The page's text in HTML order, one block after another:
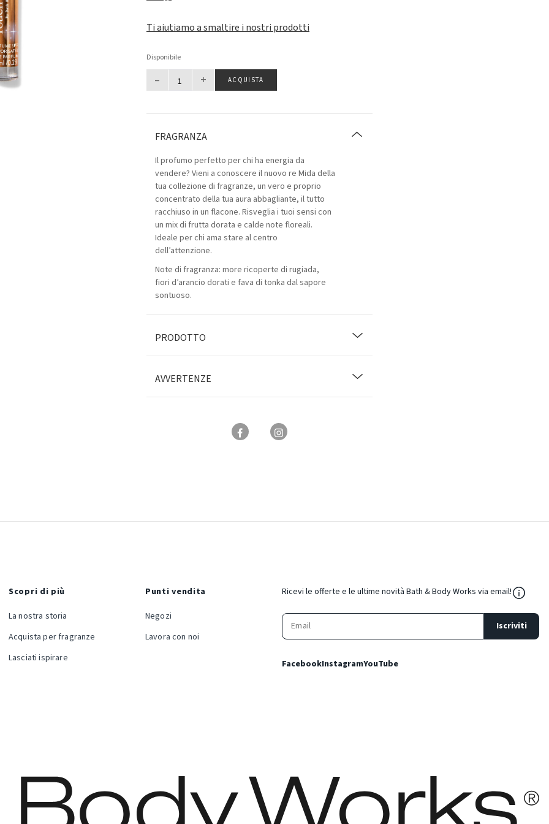
Ti aiutiamo a smaltire i nostri prodotti
Disponibile
– + ACQUISTA
FRAGRANZA
Il profumo perfetto per chi ha energia da
vendere? Vieni a conoscere il nuovo re Mida della
tua collezione di fragranze, un vero e proprio
concentrato della tua aura abbagliante, il tutto
racchiuso in un flacone. Risveglia i tuoi sensi con
un mix di frutta dorata e calde note floreali.
Ideale per chi ama stare al centro
dell’attenzione.
Note di fragranza: more ricoperte di rugiada,
fiori d’arancio dorati e fava di tonka dal sapore
sontuoso.
PRODOTTO
AVVERTENZE
Scopri di più
La nostra storia
Acquista per fragranze
Lasciati ispirare
Punti vendita
Negozi
Lavora con noi
Ricevi le offerte e le ultime novità Bath & Body Works via email!
Iscriviti
FacebookInstagramYouTube